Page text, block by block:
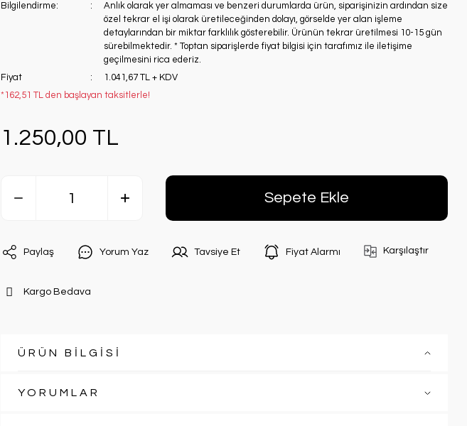
Bilgilendirme:
Anlık olarak yer almaması ve benzeri durumlarda ürün, siparişinizin ardından size
özel tekrar el işi olarak üretileceğinden dolayı, görselde yer alan işleme
detaylarından bir miktar farklılık gösterebilir. Ürünün tekrar üretilmesi 10-15 gün
sürebilmektedir. * Toptan siparişlerde fiyat bilgisi için tarafımız ile iletişime
geçilmesini rica ederiz.
Fiyat
1.041,67 TL + KDV
*162,51 TL den başlayan taksitlerle!
1.250,00 TL
Sepete Ekle
Paylaş Yorum Yaz Tavsiye Et Fiyat Alarmı Karşılaştır
Kargo Bedava
ÜRÜN BİLGİSİ
YORUMLAR